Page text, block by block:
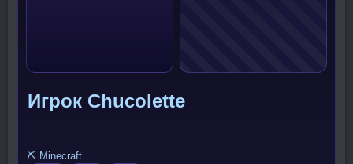
Игрок Chucolette
⛏️ Minecraft